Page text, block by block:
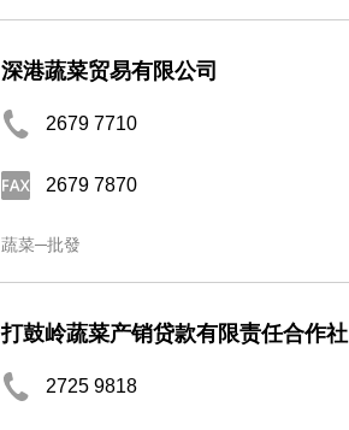
深港蔬菜贸易有限公司
2679 7710
2679 7870
蔬菜─批發
打鼓岭蔬菜产销贷款有限责任合作社
2725 9818